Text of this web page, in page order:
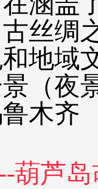
丝绸
地域
（夜
木齐
葫芦